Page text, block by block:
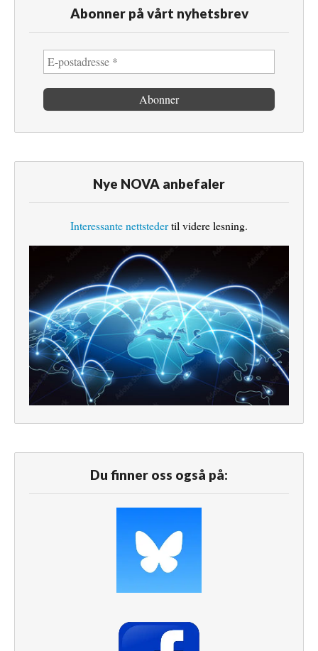
Abonner på vårt nyhetsbrev
Nye NOVA anbefaler
Interessante nettstedertil videre lesning.
Du finner oss også på: